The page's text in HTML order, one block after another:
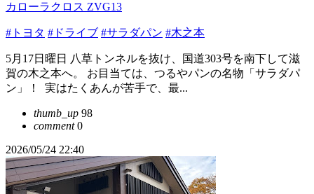
カローラクロス ZVG13
#トヨタ #ドライブ #サラダパン #木之本
​5月17日曜日 八草トンネルを抜け、国道303号を南下して滋
賀の木之本へ。 ​お目当ては、つるやパンの名物「サラダパ
ン」！ ​ 実はたくあんが苦手で、最...
thumb_up 98
comment0
2026/05/24 22:40